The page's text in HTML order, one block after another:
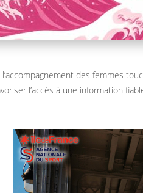
des femmes
l’accès à une information